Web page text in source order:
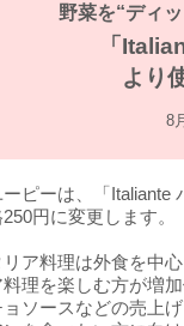
野菜を“ディ
「
より
8
ピーは、「Italiante
円に変更します。
ア料理は外食を中
料理を楽しむ方が増
ソースなどの売上